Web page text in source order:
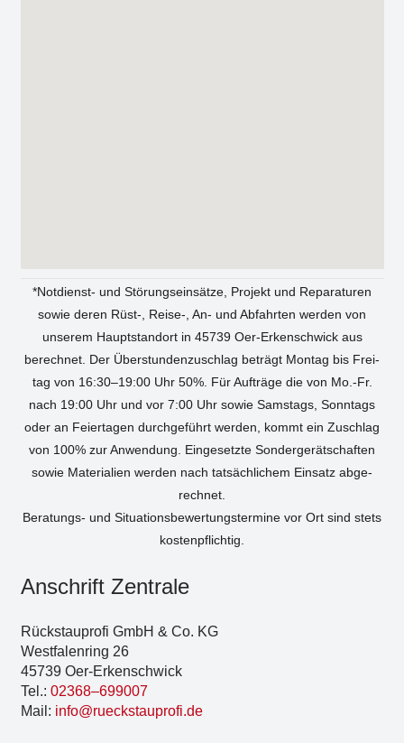
*Not­dienst- und Stö­rungs­ein­sät­ze, Pro­jekt und Repa­ra­tu­ren
sowie deren Rüst‑, Reise‑, An- und Abfahr­ten wer­den von
unse­rem Haupt­stand­ort in 45739 Oer-Erken­sch­wick aus
berech­net. Der Über­stun­den­zu­schlag beträgt Mon­tag bis Frei­
tag von 16:30–19:00 Uhr 50%. Für Auf­trä­ge die von Mo.-Fr.
nach 19:00 Uhr und vor 7:00 Uhr sowie Sams­tags, Sonn­tags
oder an Fei­er­ta­gen durch­ge­führt wer­den, kommt ein Zuschlag
von 100% zur Anwen­dung. Ein­ge­setz­te Son­der­ge­rät­schaf­ten
sowie Mate­ria­li­en wer­den nach tat­säch­li­chem Ein­satz abge­
rech­net.
Bera­tungs- und Situa­ti­ons­be­wer­tungs­ter­mi­ne vor Ort sind stets
kos­ten­pflich­tig.
Anschrift Zen­tra­le
Rück­stau­pro­fi GmbH & Co. KG
West­fa­len­ring 26
45739 Oer-Erken­sch­wick
Tel.: 02368–699007
Mail: info@rueckstauprofi.de